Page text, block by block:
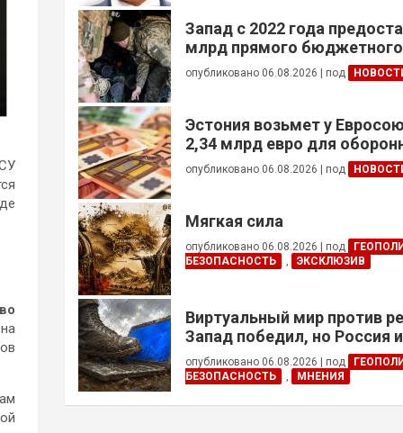
Запад с 2022 года
млрд прямого бюджетного
финансирования — глава
Украины
опубликовано 06.08.2026 под
Эстония возьмет у
2,34 млрд евро для
опубликовано 06.08.2026 под
Мягкая сила
опубликовано 06.08.2026 под
БЕЗОПАСНОСТЬ
, ЭКСКЛЮЗИВ
Виртуальный мир против
Запад победил, но Россия
опубликовано 06.08.2026 под
БЕЗОПАСНОСТЬ
, МНЕНИЯ